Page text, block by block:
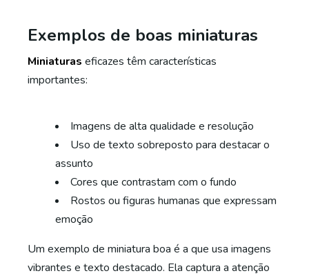
Exemplos de boas miniaturas
Miniaturas eficazes têm características
importantes:
Imagens de alta qualidade e resolução
Uso de texto sobreposto para destacar o
assunto
Cores que contrastam com o fundo
Rostos ou figuras humanas que expressam
emoção
Um exemplo de miniatura boa é a que usa imagens
vibrantes e texto destacado. Ela captura a atenção